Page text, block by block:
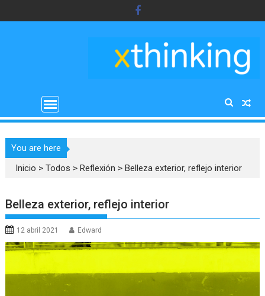
al
You are here
Inicio >Todos >Reflexión >Belleza exterior, reflejo interior
Belleza exterior, reflejo interior
12 abril 2021 Edward